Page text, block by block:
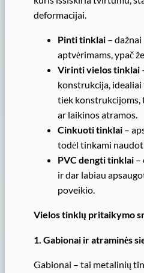
deformacijai.
Pinti tinklai –
aptvėrimams, ypač
Virinti vielos tinklai
konstrukcija,
tiek konstrukcijoms,
ar laikinos atramos.
Cinkuoti tinklai –
todėl tinkami
PVC dengti tinklai –
ir dar labiau
poveikio.
Vielos tinklų pritaikymo
1. Gabionai ir atraminės
Gabionai – tai metalinių